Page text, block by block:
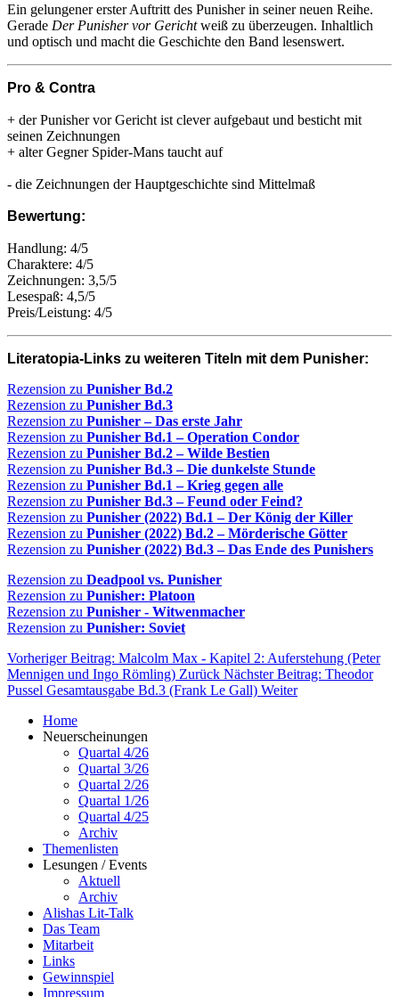
Ein gelungener erster Auftritt des Punisher in seiner neuen Reihe.
Gerade Der Punisher vor Gerichtweiß zu überzeugen. Inhaltlich
und optisch und macht die Geschichte den Band lesenswert.
Pro & Contra
+ der Punisher vor Gericht ist clever aufgebaut und besticht mit
seinen Zeichnungen
+ alter Gegner Spider-Mans taucht auf
- die Zeichnungen der Hauptgeschichte sind Mittelmaß
Bewertung:
Handlung: 4/5
Charaktere: 4/5
Zeichnungen: 3,5/5
Lesespaß: 4,5/5
Preis/Leistung: 4/5
Literatopia-Links zu weiteren Titeln mit dem Punisher:
Rezension zu Punisher Bd.2
Rezension zu Punisher Bd.3
Rezension zu Punisher – Das erste Jahr
Rezension zu Punisher Bd.1 – Operation Condor
Rezension zu Punisher Bd.2 – Wilde Bestien
Rezension zu Punisher Bd.3 – Die dunkelste Stunde
Rezension zu Punisher Bd.1 – Krieg gegen alle
Rezension zu Punisher Bd.3 – Feund oder Feind?
Rezension zu Punisher (2022) Bd.1 – Der König der Killer
Rezension zu Punisher (2022) Bd.2 – Mörderische Götter
Rezension zu Punisher (2022) Bd.3 – Das Ende des Punishers
Rezension zu Deadpool vs. Punisher
Rezension zu Punisher: Platoon
Rezension zu Punisher - Witwenmacher
Rezension zu Punisher: Soviet
Vorheriger Beitrag: Malcolm Max - Kapitel 2: Auferstehung (Peter
Mennigen und Ingo Römling) Zurück Nächster Beitrag: Theodor
Pussel Gesamtausgabe Bd.3 (Frank Le Gall) Weiter
Home
Neuerscheinungen
Quartal 4/26
Quartal 3/26
Quartal 2/26
Quartal 1/26
Quartal 4/25
Archiv
Themenlisten
Lesungen / Events
Aktuell
Archiv
Alishas Lit-Talk
Das Team
Mitarbeit
Links
Gewinnspiel
Impressum